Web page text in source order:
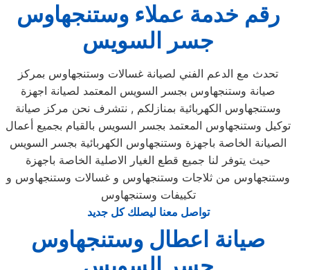
رقم خدمة عملاء وستنجهاوس
جسر السويس
تحدث مع الدعم الفني لصيانة غسالات وستنجهاوس بمركز
صيانة وستنجهاوس بجسر السويس المعتمد لصيانة اجهزة
وستنجهاوس الكهربائية بمنازلكم , نتشرف نحن مركز صيانة
توكيل وستنجهاوس المعتمد بجسر السويس بالقيام بجميع أعمال
الصيانة الخاصة باجهزة وستنجهاوس الكهربائية بجسر السويس
حيث يتوفر لنا جميع قطع الغيار الاصلية الخاصة باجهزة
وستنجهاوس من ثلاجات وستنجهاوس و غسالات وستنجهاوس و
تكييفات وستنجهاوس
تواصل معنا ليصلك كل جديد
صيانة اعطال وستنجهاوس